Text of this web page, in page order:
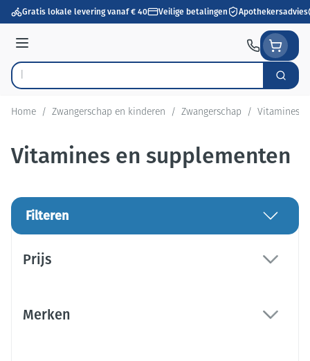
Ga naar de inhoud
Gratis lokale levering vanaf € 40 Veilige betalingen Apothekersadvies
Menu
Product, merk, categorie... Zoek
Home / Zwangerschap en kinderen / Zwangerschap / Vitamines
Vitamines en supplementen
Filteren
Prijs
Merken